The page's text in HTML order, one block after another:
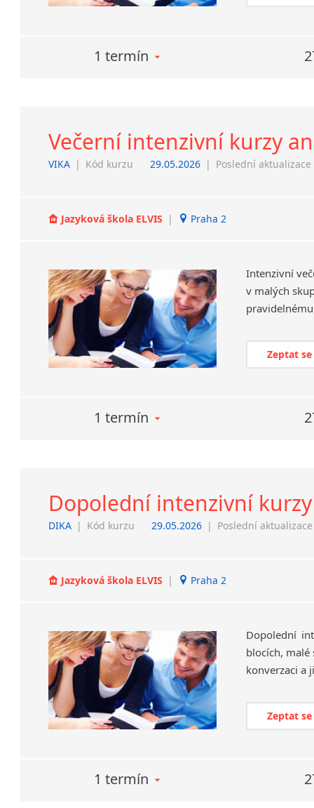
1 termín
Večerní intenzivní kurzy
VIKA | Kód kurzu 29.05.2026 | Poslední aktualizace
Jazyková škola ELVIS | Praha 2
Intenzivní
v malých
Zeptat
1 termín
Dopolední intenzivní
DIKA | Kód kurzu 29.05.2026 | Poslední aktualizace
Jazyková škola ELVIS | Praha 2
Dopolední
blocích, malé
Zeptat
1 termín